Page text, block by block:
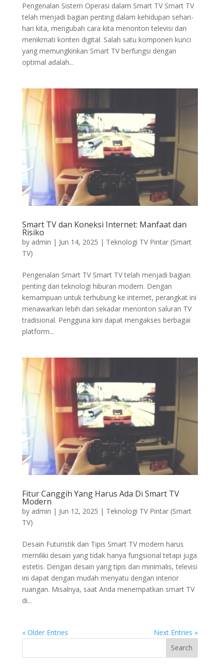
Pengenalan Sistem Operasi dalam Smart TV Smart TV
telah menjadi bagian penting dalam kehidupan sehari-
hari kita, mengubah cara kita menonton televisi dan
menikmati konten digital. Salah satu komponen kunci
yang memungkinkan Smart TV berfungsi dengan
optimal adalah...
Smart TV dan Koneksi Internet: Manfaat dan
Risiko
by admin | Jun 14, 2025 | Teknologi TV Pintar (Smart
TV)
Pengenalan Smart TV Smart TV telah menjadi bagian
penting dari teknologi hiburan modern. Dengan
kemampuan untuk terhubung ke internet, perangkat ini
menawarkan lebih dari sekadar menonton saluran TV
tradisional. Pengguna kini dapat mengakses berbagai
platform...
Fitur Canggih Yang Harus Ada Di Smart TV
Modern
by admin | Jun 12, 2025 | Teknologi TV Pintar (Smart
TV)
Desain Futuristik dan Tipis Smart TV modern harus
memiliki desain yang tidak hanya fungsional tetapi juga
estetis. Dengan desain yang tipis dan minimalis, televisi
ini dapat dengan mudah menyatu dengan interior
ruangan. Misalnya, saat Anda menempatkan smart TV
di...
« Older Entries
Next Entries »
Search